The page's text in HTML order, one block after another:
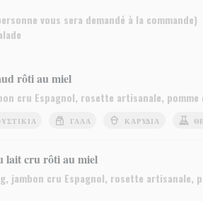
vous sera demandé à la commande)
rôti au miel
cru Espagnol, rosette artisanale,
ΓΆΛΑ ΚΑΡΎΔΙΑ
lait cru rôti au miel
jambon cru Espagnol, rosette artisanale,